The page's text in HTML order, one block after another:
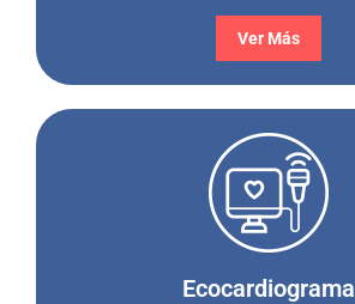
Ver Más
Ecocardiograma